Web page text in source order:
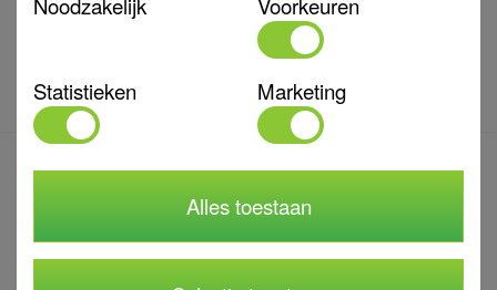
Wil je graag jouw persoonlijke kortingsprijzen zien?Meld je aan
Op de hoogte blijven?
Meld je aan voor de nieuwsbrief en blijf op de hoogte van
acties, projecten en ontwikkelingen!
Statistieken Marketing
Alles toestaan